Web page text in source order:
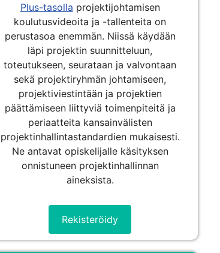
Plus-tasolla projektijohtamisen
koulutusvideoita ja -tallenteita on
perustasoa enemmän. Niissä käydään
läpi projektin suunnitteluun,
toteutukseen, seurataan ja valvontaan
sekä projektiryhmän johtamiseen,
projektiviestintään ja projektien
päättämiseen liittyviä toimenpiteitä ja
periaatteita kansainvälisten
projektinhallintastandardien mukaisesti.
Ne antavat opiskelijalle käsityksen
onnistuneen projektinhallinnan
aineksista.
Rekisteröidy